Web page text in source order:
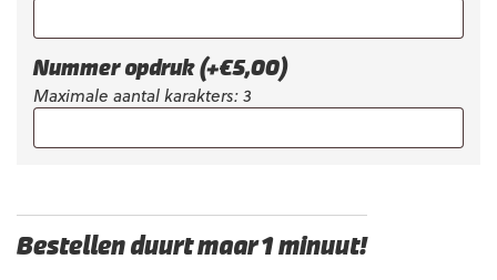
Nummer opdruk (+€5,00)
Maximale aantal karakters: 3
Bestellen duurt maar 1 minuut!